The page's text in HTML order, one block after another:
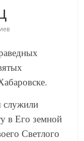
в Его земной
Светлого